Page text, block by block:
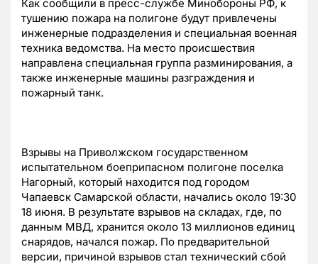
Как сообщили в пресс-службе Минобороны РФ, к
тушению пожара на полигоне будут привлечены
инженерные подразделения и специальная военная
техника ведомства. На место происшествия
направлена специальная группа разминирования, а
также инженерные машины разграждения и
пожарный танк.
Взрывы на Приволжском государственном
испытательном боеприпасном полигоне поселка
Нагорный, который находится под городом
Чапаевск Самарской области, начались около 19:30
18 июня. В результате взрывов на складах, где, по
данным МВД, хранится около 13 миллионов единиц
снарядов, начался пожар. По предварительной
версии, причиной взрывов стал технический сбой